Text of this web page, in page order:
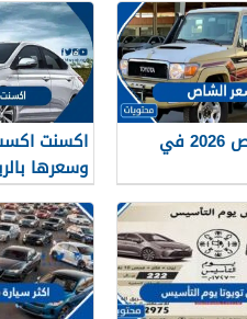
سعر الشاص 2026 في
وسعرها